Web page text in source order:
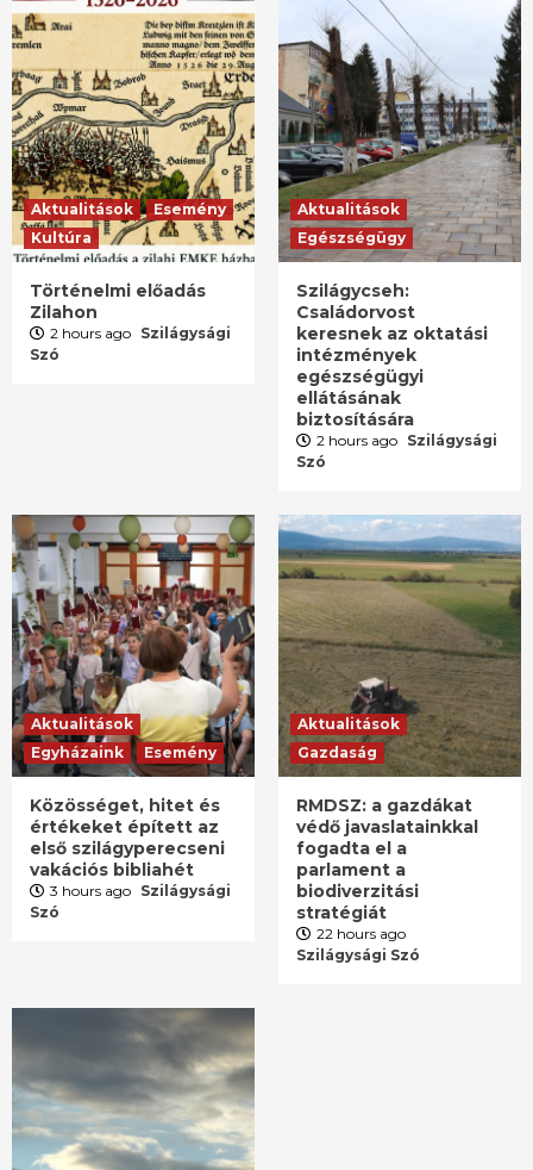
Aktualitások
Esemény
Kultúra
Történelmi előadás
Zilahon
2 hours ago Szilágysági
Szó
Aktualitások
Egészségügy
Szilágycseh:
Családorvost
keresnek az oktatási
intézmények
egészségügyi
ellátásának
biztosítására
2 hours ago Szilágysági
Szó
Aktualitások
Egyházaink
Esemény
Közösséget, hitet és
értékeket épített az
első szilágyperecseni
vakációs bibliahét
3 hours ago Szilágysági
Szó
Aktualitások
Gazdaság
RMDSZ: a gazdákat
védő javaslatainkkal
fogadta el a
parlament a
biodiverzitási
stratégiát
22 hours ago
Szilágysági Szó